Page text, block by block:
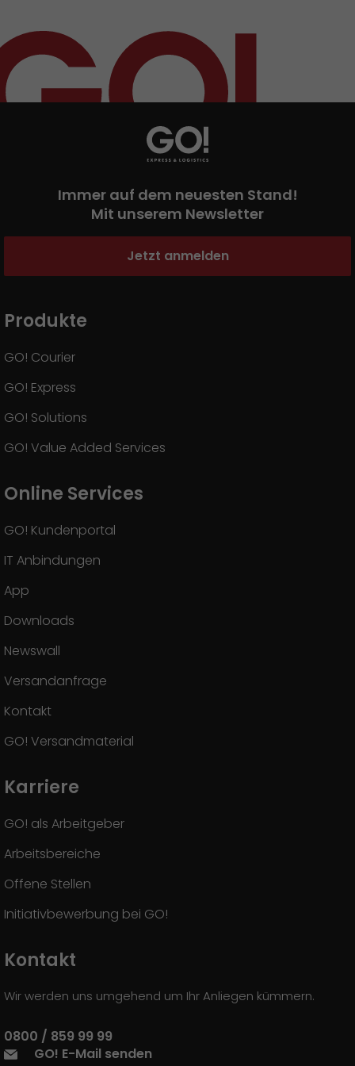
Pressematerial
GO! Pressekontakt
Immer auf dem neuesten Stand!
Mit unserem Newsletter
Jetzt anmelden
Produkte
GO! Courier
GO! Express
GO! Solutions
GO! Value Added Services
Online Services
GO! Kundenportal
IT Anbindungen
App
Downloads
Newswall
Versandanfrage
Kontakt
GO! Versandmaterial
Karriere
GO! als Arbeitgeber
Arbeitsbereiche
Offene Stellen
Initiativbewerbung bei GO!
Kontakt
Wir werden uns umgehend um Ihr Anliegen kümmern.
0800 / 859 99 99
GO! E-Mail senden